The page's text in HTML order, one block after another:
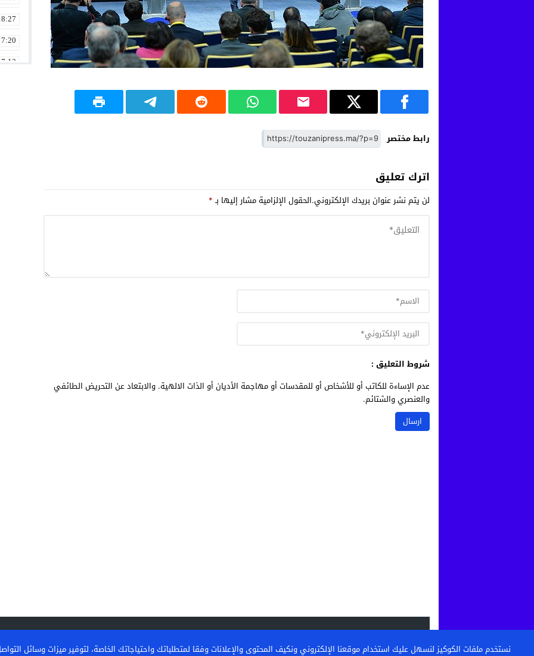
رابط مختصر
اترك تعليق
لن يتم نشر عنوان بريدك الإلكتروني.الحقول الإلزامية مشار إليها بـ*
شروط التعليق :
عدم الإساءة للكاتب أو للأشخاص أو للمقدسات أو مهاجمة الأديان أو الذات الالهية. والابتعاد عن التحريض الطائفي
والعنصري والشتائم.
نستخدم ملفات الكوكيز لنسهل عليك استخدام موقعنا الإلكتروني ونكيف المحتوى والإعلانات وفقا لمتطلباتك واحتياجاتك الخاصة، لتوفير ميزات وسائل التواصل